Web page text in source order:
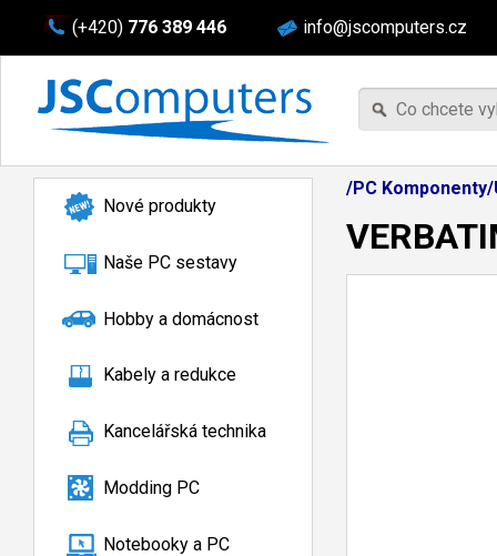
(+420) 776 389 446 info@jscomputers.cz
Nové produkty
Naše PC sestavy
Hobby a domácnost
Kabely a redukce
Kancelářská technika
Modding PC
Notebooky a PC
/PC